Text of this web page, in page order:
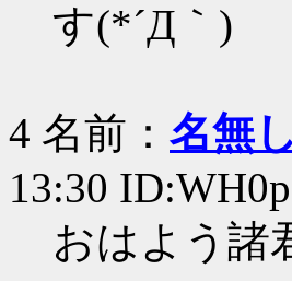
す(*´Д｀)
4 名前： 名無
13:30
おはよう諸